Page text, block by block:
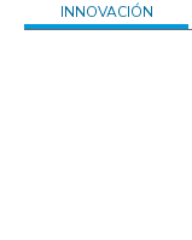
INNOVACIÓN